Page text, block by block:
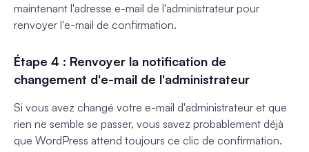
maintenant l'adresse e-mail de l'administrateur pour
renvoyer l'e-mail de confirmation.
Étape 4 : Renvoyer la notification de
changement d'e-mail de l'administrateur
Si vous avez changé votre e-mail d'administrateur et que
rien ne semble se passer, vous savez probablement déjà
que WordPress attend toujours ce clic de confirmation.